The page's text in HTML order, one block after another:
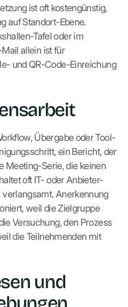
ist oft kostengünstig,
auf Standort-Ebene.
Tafel oder im
allein ist für
und QR-Code-Einreichung
Übergabe oder Tool-
ein Bericht, der
Meeting-Serie, die keinen
oft IT- oder Anbieter-
Anerkennung
weil die Zielgruppe
Versuchung, den Prozess
die Teilnehmenden mit
und